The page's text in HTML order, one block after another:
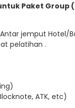
Paket
Antar jemput Hotel/
pelatihan .
ATK, etc)